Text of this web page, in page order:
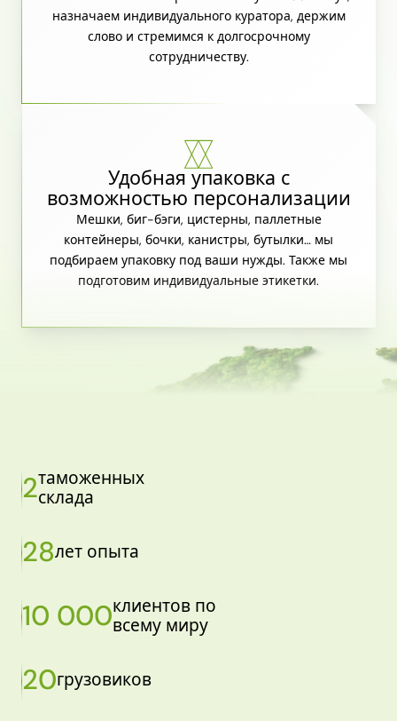
назначаем индивидуального куратора, держим
слово и стремимся к долгосрочному
сотрудничеству.
Удобная упаковка с
возможностью персонализации
Мешки, биг-бэги, цистерны, паллетные
контейнеры, бочки, канистры, бутылки… мы
подбираем упаковку под ваши нужды. Также мы
подготовим индивидуальные этикетки.
2таможенных
склада
28лет опыта
10 000клиентов по
всему миру
20грузовиков